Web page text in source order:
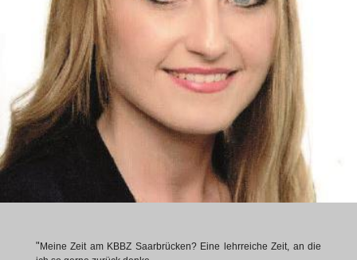
"Meine Zeit am KBBZ Saarbrücken? Eine lehrreiche Zeit, an die